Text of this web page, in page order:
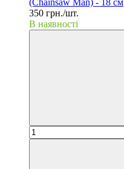
350 грн./шт.
В наявності